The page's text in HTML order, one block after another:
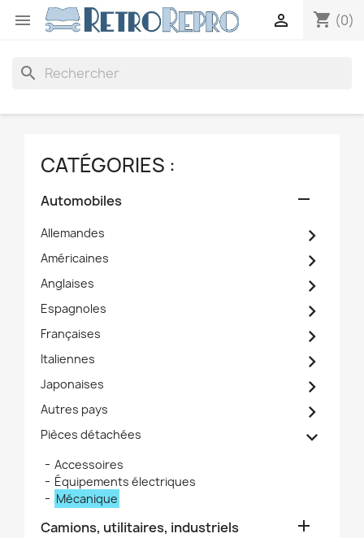
 shopping_cart (0)

search
CATÉGORIES :
Automobiles 
Allemandes 
Américaines 
Anglaises 
Espagnoles 
Françaises 
Italiennes 
Japonaises 
Autres pays 
Pièces détachées 
Accessoires
Équipements électriques
Mécanique
Camions, utilitaires, industriels 